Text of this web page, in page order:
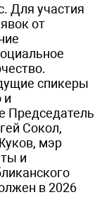
Для участия
от
спикеры
и
Председатель
Сокол,
мэр
и
в 2026